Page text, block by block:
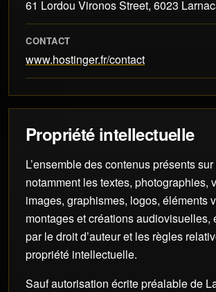
61 Lordou Vironos Street, 6023
CONTACT
www.hostinger.fr/contact
Propriété intellectuelle
L’ensemble des contenus présents
notamment les textes, photographies,
images, graphismes, logos, éléments
montages et créations audiovisuelles,
par le droit d’auteur et les règles
propriété intellectuelle.
Sauf autorisation écrite préalable de